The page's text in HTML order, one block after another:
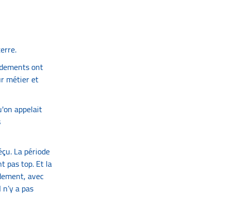
ont
métier et
appelait
La période
pas top. Et la
avec
a pas